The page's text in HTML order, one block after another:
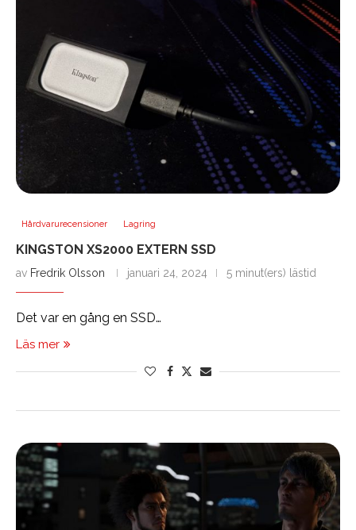
Hårdvarurecensioner Lagring
KINGSTON XS2000 EXTERN SSD
av Fredrik Olsson januari 24, 2024 5 minut(ers) lästid
Det var en gång en SSD…
Läs mer